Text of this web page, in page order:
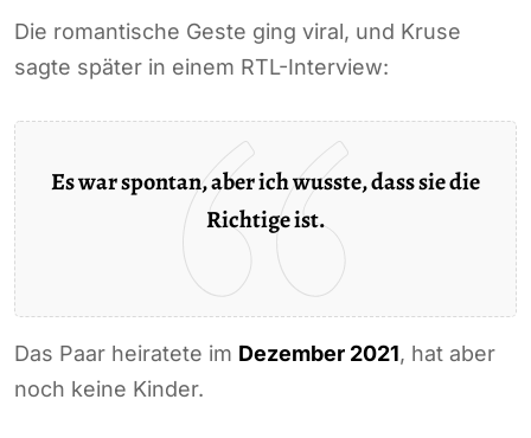
Die romantische Geste ging viral, und Kruse
sagte später in einem RTL-Interview:
Es war spontan, aber ich wusste, dass sie die
Richtige ist.
Das Paar heiratete im Dezember 2021, hat aber
noch keine Kinder.